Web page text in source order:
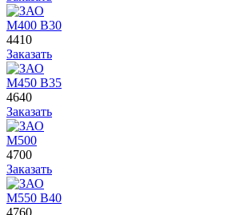
М400 В30
4410
Заказать
М450 В35
4640
Заказать
М500
4700
Заказать
М550 В40